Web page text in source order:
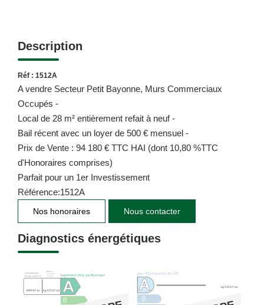
Description
Réf : 1512A
A vendre Secteur Petit Bayonne, Murs Commerciaux
Occupés -
Local de 28 m² entièrement refait à neuf -
Bail récent avec un loyer de 500 € mensuel -
Prix de Vente : 94 180 € TTC HAI (dont 10,80 %TTC
d'Honoraires comprises)
Parfait pour un 1er Investissement
Référence:1512A
Nos honoraires Nous contacter
Diagnostics énergétiques